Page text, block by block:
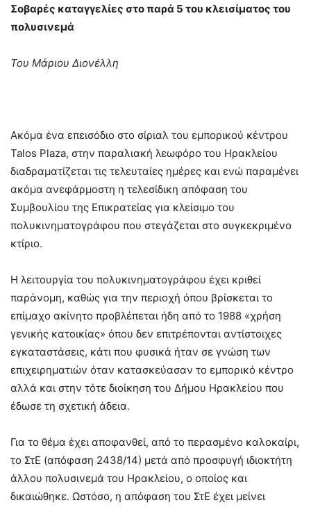
Σοβαρές καταγγελίες στο παρά 5 του κλεισίματος του
πολυσινεμά
Του Μάριου Διονέλλη
Ακόμα ένα επεισόδιο στο σίριαλ του εμπορικού κέντρου
Talos Plaza, στην παραλιακή λεωφόρο του Ηρακλείου
διαδραματίζεται τις τελευταίες ημέρες και ενώ παραμένει
ακόμα ανεφάρμοστη η τελεσίδικη απόφαση του
Συμβουλίου της Επικρατείας για κλείσιμο του
πολυκινηματογράφου που στεγάζεται στο συγκεκριμένο
κτίριο.
Η λειτουργία του πολυκινηματογράφου έχει κριθεί
παράνομη, καθώς για την περιοχή όπου βρίσκεται το
επίμαχο ακίνητο προβλέπεται ήδη από το 1988 «χρήση
γενικής κατοικίας» όπου δεν επιτρέπονται αντίστοιχες
εγκαταστάσεις, κάτι που φυσικά ήταν σε γνώση των
επιχειρηματιών όταν κατασκεύασαν το εμπορικό κέντρο
αλλά και στην τότε διοίκηση του Δήμου Ηρακλείου που
έδωσε τη σχετική άδεια.
Για το θέμα έχει αποφανθεί, από το περασμένο καλοκαίρι,
το ΣτΕ (απόφαση 2438/14) μετά από προσφυγή ιδιοκτήτη
άλλου πολυσινεμά του Ηρακλείου, ο οποίος και
δικαιώθηκε. Ωστόσο, η απόφαση του ΣτΕ έχει μείνει